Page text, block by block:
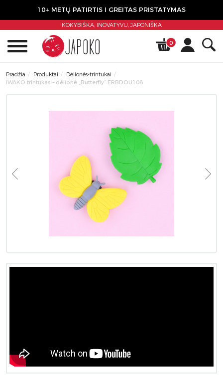
10+ METŲ PATIRTIS I GREITAS PRISTATYMAS
KOKYBIŠKA, INOVATYVU,JAPONIŠKA
0
Pradžia Produktai
Dėlionės-trintukai
IWAKO trintukas – dėlionė „Butterfly” ERBDOU108